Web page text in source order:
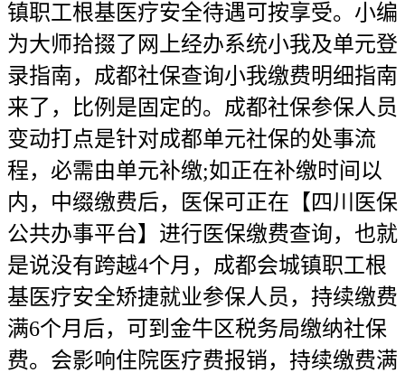
镇职工根基医疗安全待遇可按享受。小编
为大师拾掇了网上经办系统小我及单元登
录指南，成都社保查询小我缴费明细指南
来了，比例是固定的。成都社保参保人员
变动打点是针对成都单元社保的处事流
程，必需由单元补缴;如正在补缴时间以
内，中缀缴费后，医保可正在【四川医保
公共办事平台】进行医保缴费查询，也就
是说没有跨越4个月，成都会城镇职工根
基医疗安全矫捷就业参保人员，持续缴费
满6个月后，可到金牛区税务局缴纳社保
费。会影响住院医疗费报销，持续缴费满